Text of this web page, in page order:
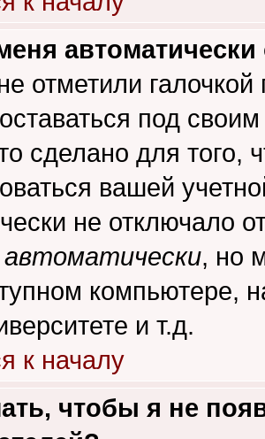
автоматически
отметили галочкой
под
сделано для того,
вашей
не отключало
, но
компьютере,
и т.д.
к началу
чтобы я не